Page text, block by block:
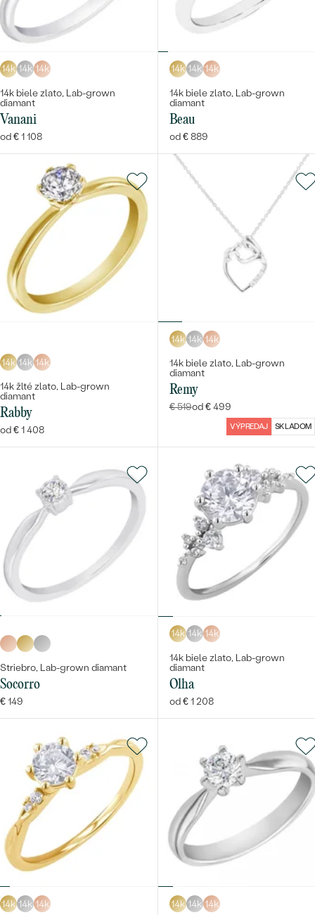
14k 14k 14k
14k biele zlato, Lab-grown
diamant
Vanani
od € 1 108
14k 14k 14k
14k biele zlato, Lab-grown
diamant
Beau
od € 889
14k 14k 14k
14k žlté zlato, Lab-grown
diamant
Rabby
od € 1 408
14k 14k 14k
14k biele zlato, Lab-grown
diamant
Remy
€ 519od € 499
VÝPREDAJ SKLADOM
Striebro, Lab-grown diamant
Socorro
€ 149
14k 14k 14k
14k biele zlato, Lab-grown
diamant
Olha
od € 1 208
14k 14k 14k 14k 14k 14k